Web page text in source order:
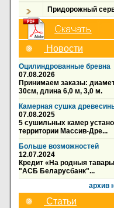
Придорожный
Новости
Оцилиндрованные бревна
07.08.2026
Принимаем заказы:
30см, длина 6,0 м, 3,0 м.
Камерная сушка
07.08.2025
5 сушильных камер
территории Массив-Дре...
Больше возможностей
12.07.2024
Кредит «На родныя
"АСБ Беларусбанк"...
архив
Статьи